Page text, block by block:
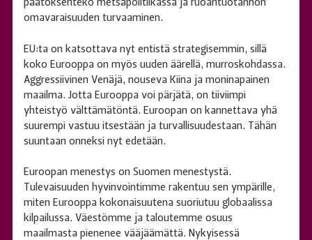
päätöksenteko metsäpolitiikassa ja ruoantuotannon
omavaraisuuden turvaaminen.
EU:ta on katsottava nyt entistä strategisemmin, sillä
koko Eurooppa on myös uuden äärellä, murroskohdassa.
Aggressiivinen Venäjä, nouseva Kiina ja moninapainen
maailma. Jotta Eurooppa voi pärjätä, on tiiviimpi
yhteistyö välttämätöntä. Euroopan on kannettava yhä
suurempi vastuu itsestään ja turvallisuudestaan. Tähän
suuntaan onneksi nyt edetään.
Euroopan menestys on Suomen menestystä.
Tulevaisuuden hyvinvointimme rakentuu sen ympärille,
miten Eurooppa kokonaisuutena suoriutuu globaalissa
kilpailussa. Väestömme ja taloutemme osuus
maailmasta pienenee vääjäämättä. Nykyisessä